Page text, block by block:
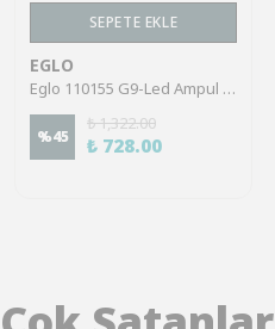
SEPETE EKLE
EGLO
Eglo 110155 G9-Led Ampul 2X3W Şeffaf 4000K 320 Lümen 2’Li Paket
%45
₺ 1,322.00
₺ 728.00